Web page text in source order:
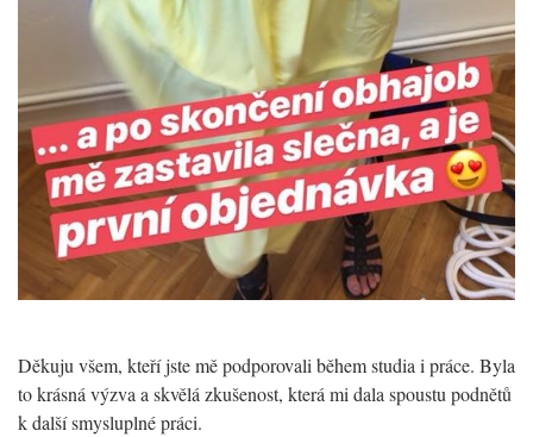
Děkuju všem, kteří jste mě podporovali během studia i práce. Byla
to krásná výzva a skvělá zkušenost, která mi dala spoustu podnětů
k další smysluplné práci.